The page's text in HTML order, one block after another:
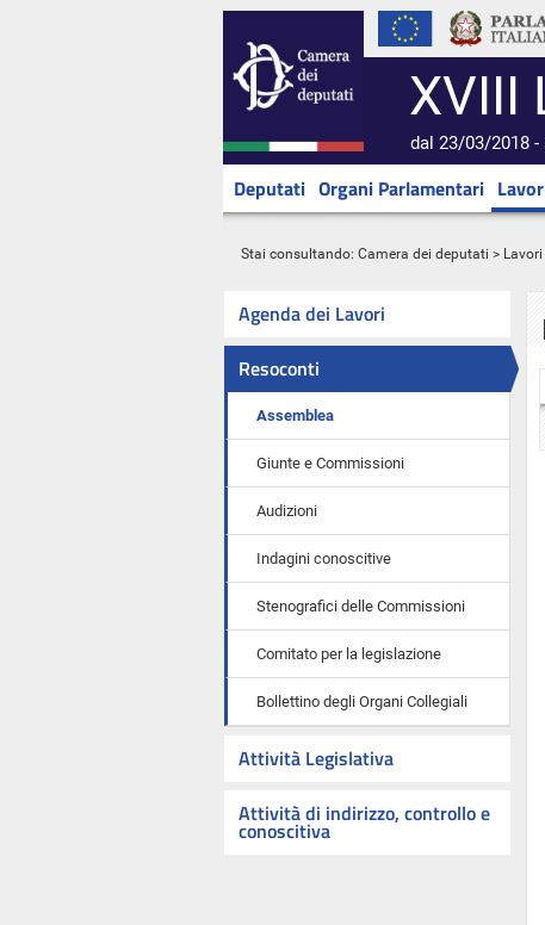
XVIII
dal 23/03/2018
Deputati Organi Parlamentari
Stai consultando: Camera dei deputati > Lavori
Agenda dei Lavori
Resoconti
Assemblea
Giunte e Commissioni
Audizioni
Indagini conoscitive
Stenografici delle Commissioni
Comitato per la legislazione
Bollettino degli Organi Collegiali
Attività Legislativa
Attività di indirizzo, controllo e
conoscitiva